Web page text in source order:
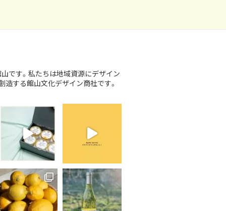
です。私たちは地域資源にデザイン
造する館山文化デザイン商社です。